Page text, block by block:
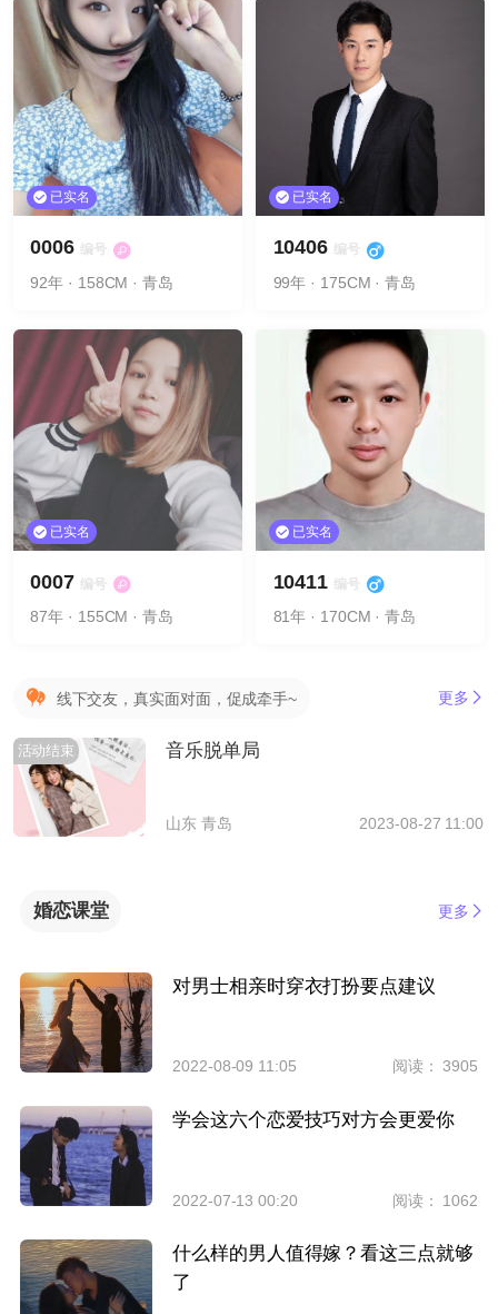
已实名
0006 编号
92年 · 158CM · 青岛
已实名
10406 编号
99年 · 175CM · 青岛
已实名
0007 编号
87年 · 155CM · 青岛
已实名
10411 编号
81年 · 170CM · 青岛
线下交友，真实面对面，促成牵手~ 更多
活动结束 音乐脱单局
山东 青岛 2023-08-27 11:00
婚恋课堂 更多
对男士相亲时穿衣打扮要点建议
2022-08-09 11:05 阅读： 3905
学会这六个恋爱技巧对方会更爱你
2022-07-13 00:20 阅读： 1062
什么样的男人值得嫁？看这三点就够
了